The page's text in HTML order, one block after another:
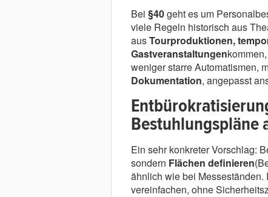
Bei §40geht es um
viele Regeln historisch aus
ausTourproduktionen,
Gastveranstaltungen
weniger starre Automatismen,
Dokumentation, angepasst
Bestuhlungspläne
Ein sehr konkreter Vorschlag:
sondern Flächen definieren
ähnlich wie bei
vereinfachen, ohne